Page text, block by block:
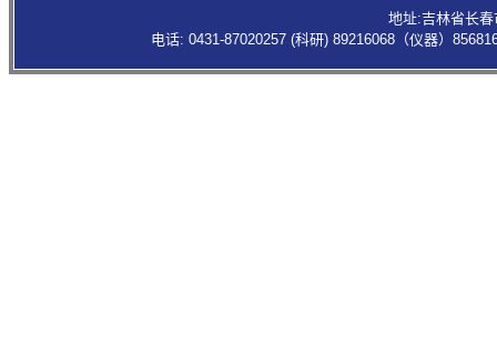
地址:吉林省长
电话: 0431-87020257 (科研) 89216068（仪器）